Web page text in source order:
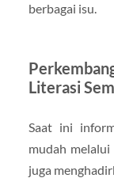
berbagai isu.
Literasi
Saat ini
mudah
juga